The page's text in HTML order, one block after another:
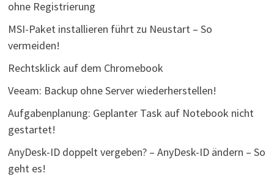
ohne Registrierung
MSI-Paket installieren führt zu Neustart – So
vermeiden!
Rechtsklick auf dem Chromebook
Veeam: Backup ohne Server wiederherstellen!
Aufgabenplanung: Geplanter Task auf Notebook nicht
gestartet!
AnyDesk-ID doppelt vergeben? – AnyDesk-ID ändern – So
geht es!